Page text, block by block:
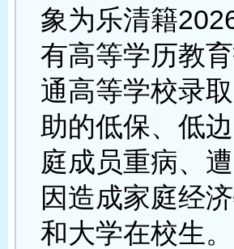
象为乐清籍
有高等学历教
通高等学校录
助的低保、低
庭成员重病、
因造成家庭经
和大学在校生